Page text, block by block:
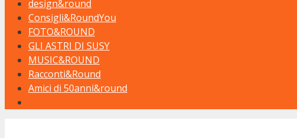
design&round
Consigli&RoundYou
FOTO&ROUND
GLI ASTRI DI SUSY
MUSIC&ROUND
Racconti&Round
Amici di 50anni&round